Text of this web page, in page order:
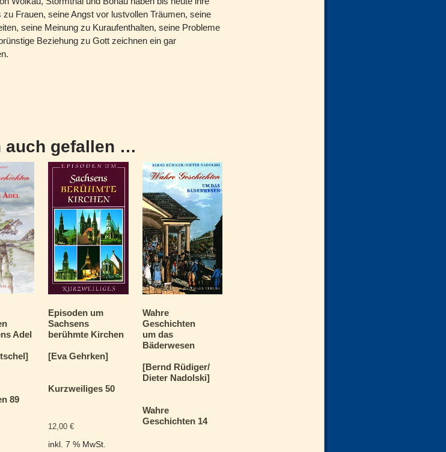
Frauen, seine Angst vor lustvollen Träumen, seine
seine Meinung zu Kuraufenthalten, seine Probleme
Beziehung zu Gott zeichnen ein gar
auch gefallen …
Adel
89
Episoden um
Sachsens
berühmte Kirchen
[Eva Gehrken]
Kurzweiliges 50
12,00€
inkl. 7 % MwSt.
Wahre
Geschichten
um das
Bäderwesen
[Bernd Rüdiger/
Dieter Nadolski]
Wahre
Geschichten 14